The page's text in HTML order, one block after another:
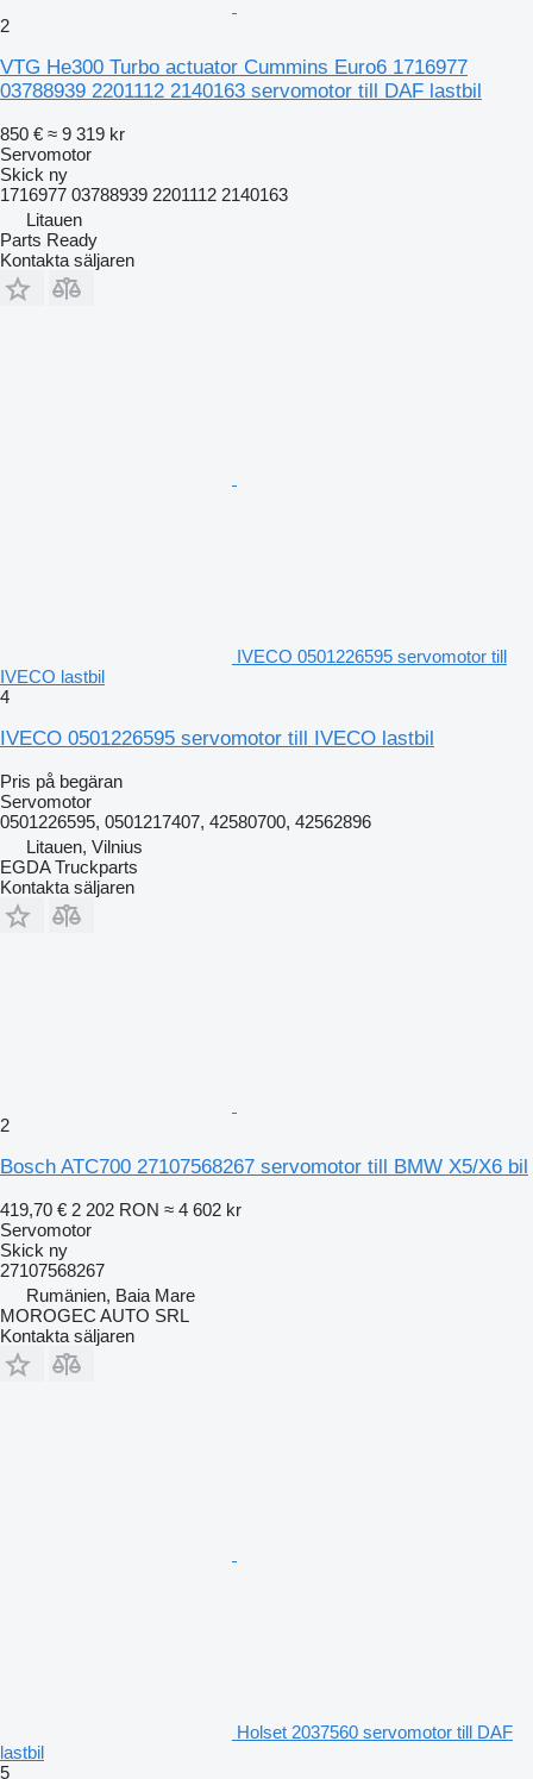
2
VTG He300 Turbo actuator Cummins Euro6 1716977
03788939 2201112 2140163 servomotor till DAF lastbil
850 € ≈ 9 319 kr
Servomotor
Skick ny
1716977 03788939 2201112 2140163
Litauen
Parts Ready
Kontakta säljaren
IVECO 0501226595 servomotor till
IVECO lastbil
4
IVECO 0501226595 servomotor till IVECO lastbil
Pris på begäran
Servomotor
0501226595, 0501217407, 42580700, 42562896
Litauen, Vilnius
EGDA Truckparts
Kontakta säljaren
2
Bosch ATC700 27107568267 servomotor till BMW X5/X6 bil
419,70 € 2 202 RON ≈ 4 602 kr
Servomotor
Skick ny
27107568267
Rumänien, Baia Mare
MOROGEC AUTO SRL
Kontakta säljaren
Holset 2037560 servomotor till DAF
lastbil
5